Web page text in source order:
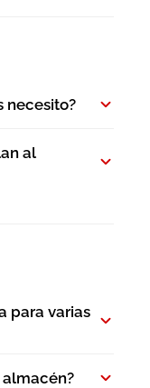
necesito?
al
para varias
almacén?